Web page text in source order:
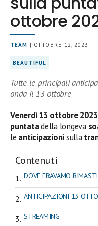
ottobre
TEAM | OTTOBRE 12, 2023
BEAUTIFUL
Tutte le principali
onda il 13 ottobre
Venerdì 13 ottobre2023
puntatadella longeva
le anticipazionisulla
Contenuti
DOVE ERAVAMO RIMASTI
ANTICIPAZIONI 13
STREAMING